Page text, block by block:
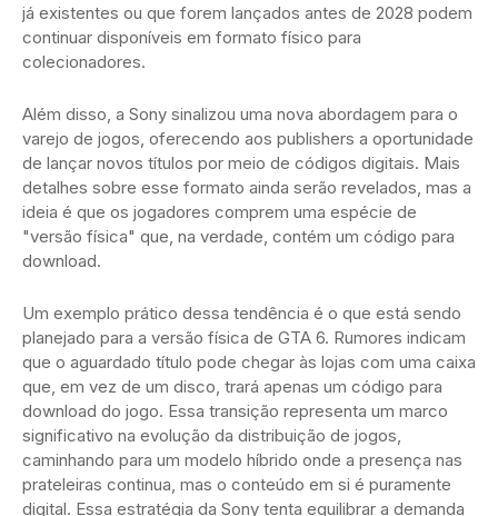
já existentes ou que forem lançados antes de 2028 podem
continuar disponíveis em formato físico para
colecionadores.
Além disso, a Sony sinalizou uma nova abordagem para o
varejo de jogos, oferecendo aos publishers a oportunidade
de lançar novos títulos por meio de códigos digitais. Mais
detalhes sobre esse formato ainda serão revelados, mas a
ideia é que os jogadores comprem uma espécie de
"versão física" que, na verdade, contém um código para
download.
Um exemplo prático dessa tendência é o que está sendo
planejado para a versão física de GTA 6. Rumores indicam
que o aguardado título pode chegar às lojas com uma caixa
que, em vez de um disco, trará apenas um código para
download do jogo. Essa transição representa um marco
significativo na evolução da distribuição de jogos,
caminhando para um modelo híbrido onde a presença nas
prateleiras continua, mas o conteúdo em si é puramente
digital. Essa estratégia da Sony tenta equilibrar a demanda